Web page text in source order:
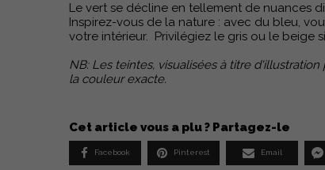
Le vert se décline en tellement de nuances
Inspirez-vous de la nature : avec du bleu,
votre intérieur. Privilégiez le gris ou le beige
NB: Les teintes, visualisées à titre
la couleur exacte.
Cet article vous a plu ? Partagez-le
Facebook Pinterest Email